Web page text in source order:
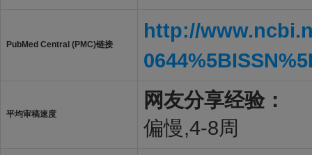
PubMed Central (PMC)链接
http://
平均审稿速度
网友分享经验：
偏慢,4-8周